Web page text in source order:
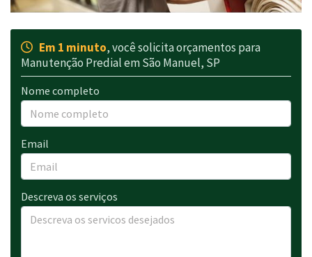
Em 1 minuto, você solicita orçamentos para
Manutenção Predial em São Manuel, SP
Nome completo
Email
Descreva os serviços